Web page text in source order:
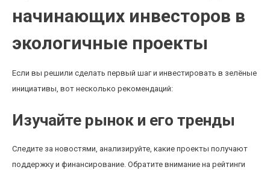
начинающих инвесторов в
экологичные проекты
Если вы решили сделать первый шаг и инвестировать в зелёные
инициативы, вот несколько рекомендаций:
Изучайте рынок и его тренды
Следите за новостями, анализируйте, какие проекты получают
поддержку и финансирование. Обратите внимание на рейтинги